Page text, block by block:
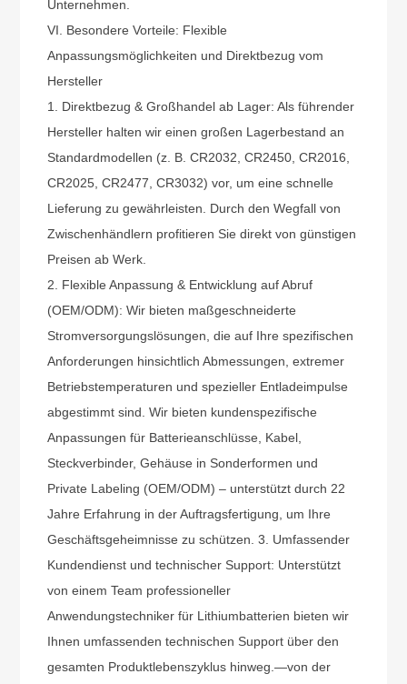
Unternehmen.
VI. Besondere Vorteile: Flexible
Anpassungsmöglichkeiten und Direktbezug vom
Hersteller
1. Direktbezug & Großhandel ab Lager: Als führender
Hersteller halten wir einen großen Lagerbestand an
Standardmodellen (z. B. CR2032, CR2450, CR2016,
CR2025, CR2477, CR3032) vor, um eine schnelle
Lieferung zu gewährleisten. Durch den Wegfall von
Zwischenhändlern profitieren Sie direkt von günstigen
Preisen ab Werk.
2. Flexible Anpassung & Entwicklung auf Abruf
(OEM/ODM): Wir bieten maßgeschneiderte
Stromversorgungslösungen, die auf Ihre spezifischen
Anforderungen hinsichtlich Abmessungen, extremer
Betriebstemperaturen und spezieller Entladeimpulse
abgestimmt sind. Wir bieten kundenspezifische
Anpassungen für Batterieanschlüsse, Kabel,
Steckverbinder, Gehäuse in Sonderformen und
Private Labeling (OEM/ODM) – unterstützt durch 22
Jahre Erfahrung in der Auftragsfertigung, um Ihre
Geschäftsgeheimnisse zu schützen. 3. Umfassender
Kundendienst und technischer Support: Unterstützt
von einem Team professioneller
Anwendungstechniker für Lithiumbatterien bieten wir
Ihnen umfassenden technischen Support über den
gesamten Produktlebenszyklus hinweg.—von der